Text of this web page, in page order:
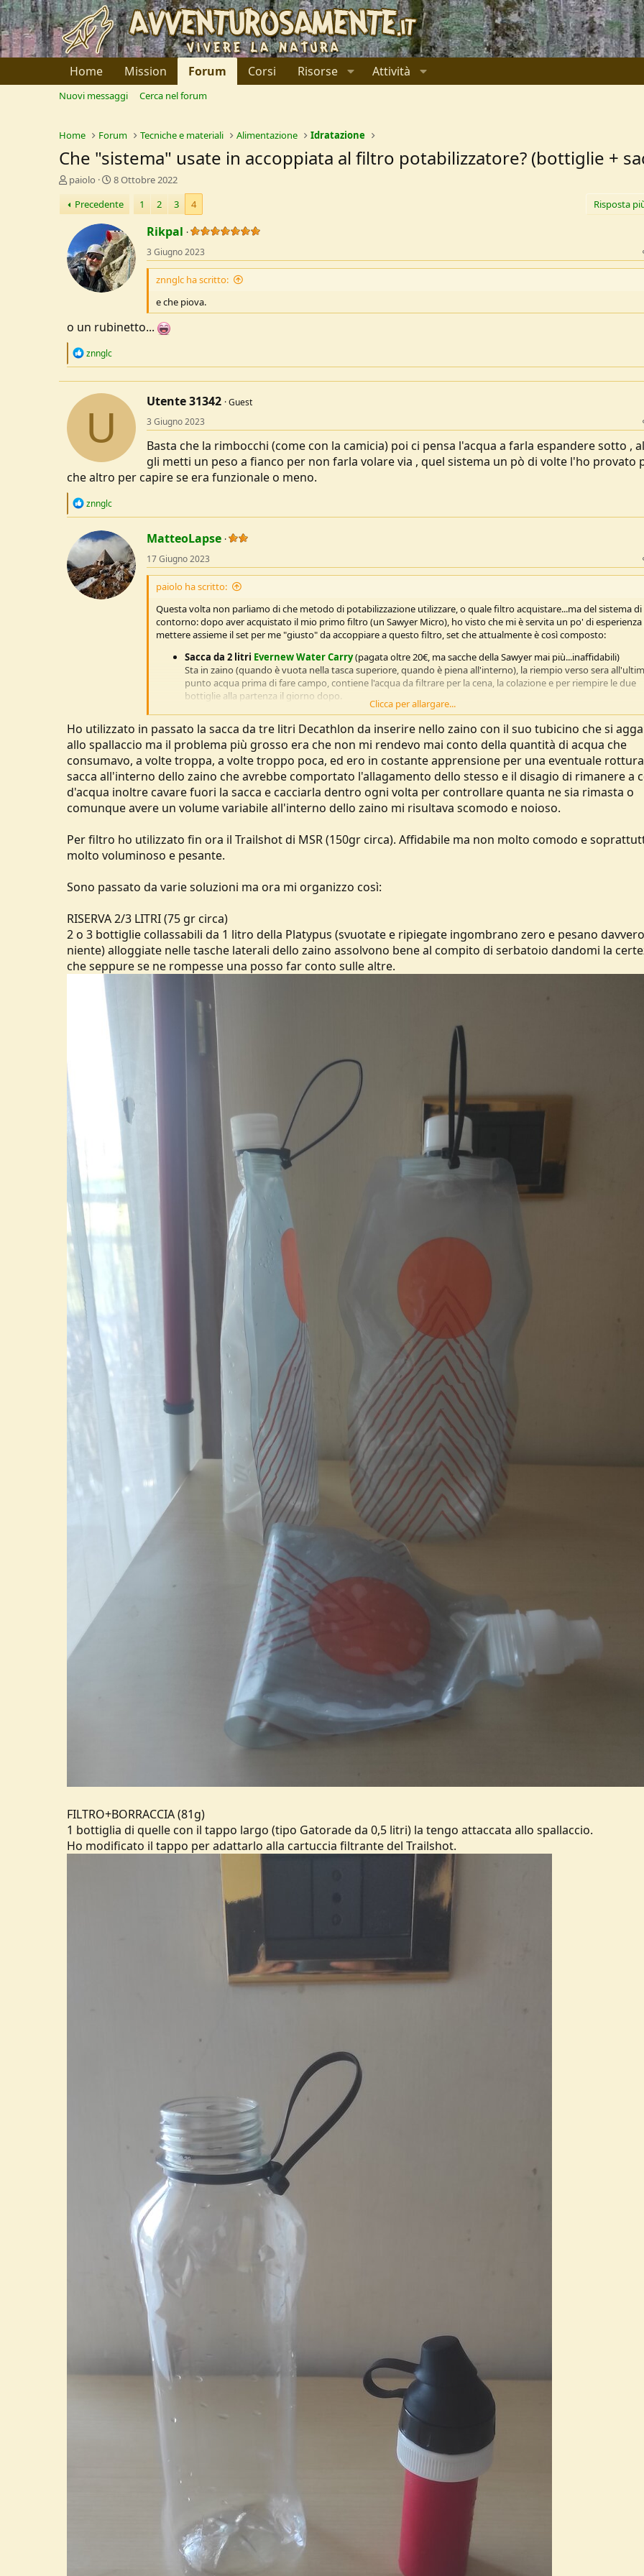
Home Mission Forum Corsi Risorse Attività
Nuovi messaggi Cerca nel forum
Home Forum Tecniche e materiali Alimentazione Idratazione
Che "sistema" usate in accoppiata al filtro potabilizzatore? (bottiglie +
C
e
a
o
r
e
D
u
o
e
paiolo
D
t
a
d
i
I
n
i
o
8 Ottobre 2022
Precedente
1 2 3 4 Risposta
Rikpal
3 Giugno 2023
znnglc ha scritto:
e che piova.
o un rubinetto...
R
t
n
znnglc
U
Utente 31342 Guest
3 Giugno 2023
Basta che la rimbocchi (come con la camicia) poi ci pensa l'acqua a farla espandere sotto ,
gli metti un peso a fianco per non farla volare via , quel sistema un pò di volte l'ho provato
che altro per capire se era funzionale o meno.
R
c
i
o
n
s
znnglc
MatteoLapse
17 Giugno 2023
paiolo ha scritto:
Questa volta non parliamo di che metodo di potabilizzazione utilizzare, o quale filtro acquistare...ma del sistema di
contorno: dopo aver acquistato il mio primo filtro (un Sawyer Micro), ho visto che mi è servita un po' di esperienza
mettere assieme il set per me "giusto" da accoppiare a questo filtro, set che attualmente è così composto:
Sacca da 2 litri Evernew Water Carry(pagata oltre 20€, ma sacche della Sawyer mai più...inaffidabili)
Sta in zaino (quando è vuota nella tasca superiore, quando è piena all'interno), la riempio verso sera
punto acqua prima di fare campo, contiene l'acqua da filtrare per la cena, la colazione e per riempire le due
bottiglie alla partenza il giorno dopo.
Bottiglia da 0,5 litri a collo largo (tipo quelle del té alla pesca, tiene acqua già filtrata)
Sta nella tasca laterale dello zaino, tiene acqua già potabilizzata.
Il collo largo è comodo per infilarci dentro l'intero beccuccio bianco del Sawyer mentre filtro l'acqua... così
un tutt'uno col filtro e non rischio di rovesciare la bottiglia durante il filtraggio. Il collo largo lo trovo anche
comodo per berci, e mi permette immediatamente di distinguere questa bottiglia dalla seconda (vedi sotto)
tiene acqua NON potabile.
Sta nell'altra tasca laterale dello zaino, durante il giorno mentre cammino ha il filtro avvitato sopra in pianta
stabile ed è riempita con acqua pescata dalle varie sorgenti/laghetti/fontanelle che trovo lungo il cammino...
al volo l'acqua che trovo lungo il sentiero (che magari è più fresca). La bottiglia a collo stretto, potendoci avvitare il
fori.
Voi invece come siete organizzati quando fate uscite da più giorni col filtro potabilizzatore? Avete anche voi uno
abbastanza preciso e collaudato?
Clicca per allargare...
Ho utilizzato in passato la sacca da tre litri Decathlon da inserire nello zaino con il suo tubicino che si
allo spallaccio ma il problema più grosso era che non mi rendevo mai conto della quantità di acqua che
consumavo, a volte troppa, a volte troppo poca, ed ero in costante apprensione per una eventuale
sacca all'interno dello zaino che avrebbe comportato l'allagamento dello stesso e il disagio di rimanere a
d'acqua inoltre cavare fuori la sacca e cacciarla dentro ogni volta per controllare quanta ne sia rimasta o
comunque avere un volume variabile all'interno dello zaino mi risultava scomodo e noioso.
Per filtro ho utilizzato fin ora il Trailshot di MSR (150gr circa). Affidabile ma non molto comodo e
molto voluminoso e pesante.
Sono passato da varie soluzioni ma ora mi organizzo così:
RISERVA 2/3 LITRI (75 gr circa)
2 o 3 bottiglie collassabili da 1 litro della Platypus (svuotate e ripiegate ingombrano zero e pesano
niente) alloggiate nelle tasche laterali dello zaino assolvono bene al compito di serbatoio dandomi la
che seppure se ne rompesse una posso far conto sulle altre.
FILTRO+BORRACCIA (81g)
1 bottiglia di quelle con il tappo largo (tipo Gatorade da 0,5 litri) la tengo attaccata allo spallaccio.
Ho modificato il tappo per adattarlo alla cartuccia filtrante del Trailshot.